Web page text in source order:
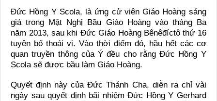
Đức Hồng Y Scola, là ứng cử viên Giáo Hoàng sáng
giá trong Mật Nghị Bầu Giáo Hoàng vào tháng Ba
năm 2013, sau khi Đức Giáo Hoàng Bênêđíctô thứ 16
tuyên bố thoái vị. Vào thời điểm đó, hầu hết các cơ
quan truyền thông của Ý đều cho rằng Đức Hồng Y
Scola sẽ được bầu làm Giáo Hoàng.
Quyết định này của Đức Thánh Cha, diễn ra chỉ vài
ngày sau quyết định bãi nhiệm Đức Hồng Y Gerhard